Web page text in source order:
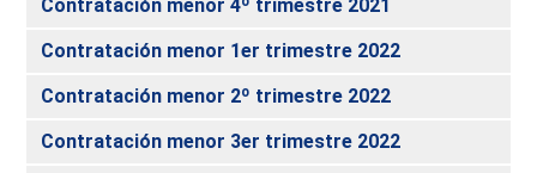
Contratación menor 4º trimestre 2021
Contratación menor 1er trimestre 2022
Contratación menor 2º trimestre 2022
Contratación menor 3er trimestre 2022